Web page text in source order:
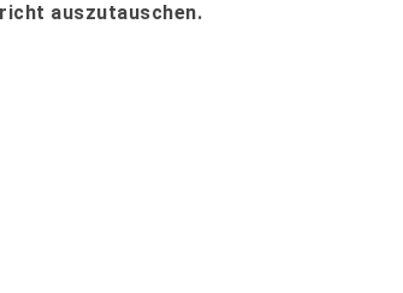
auszutauschen.